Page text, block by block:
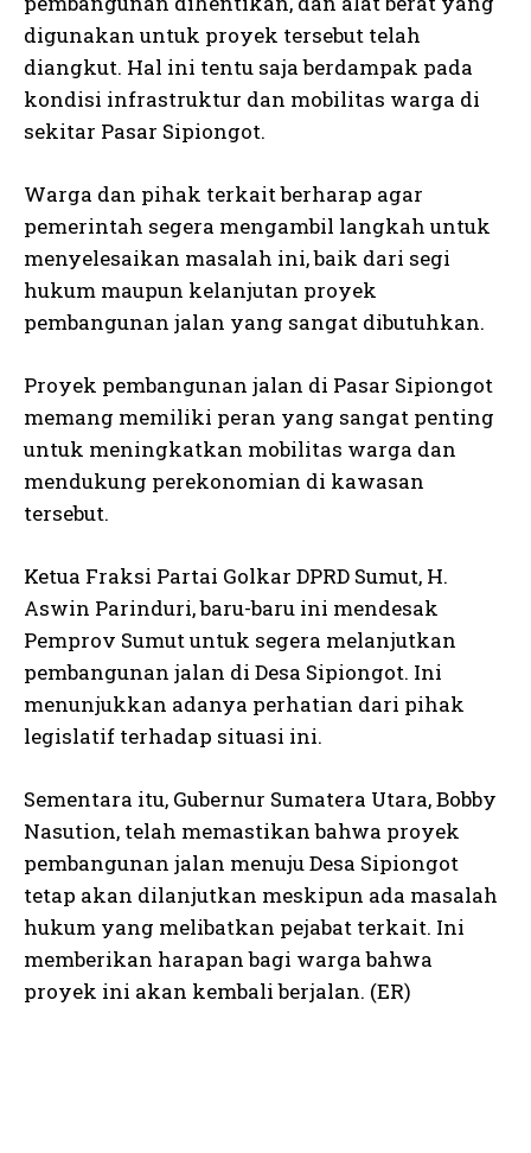
digunakan untuk proyek tersebut telah
diangkut. Hal ini tentu saja berdampak pada
kondisi infrastruktur dan mobilitas warga di
sekitar Pasar Sipiongot.
Warga dan pihak terkait berharap agar
pemerintah segera mengambil langkah untuk
menyelesaikan masalah ini, baik dari segi
hukum maupun kelanjutan proyek
pembangunan jalan yang sangat dibutuhkan.
Proyek pembangunan jalan di Pasar Sipiongot
memang memiliki peran yang sangat penting
untuk meningkatkan mobilitas warga dan
mendukung perekonomian di kawasan
tersebut.
Ketua Fraksi Partai Golkar DPRD Sumut, H.
Aswin Parinduri, baru-baru ini mendesak
Pemprov Sumut untuk segera melanjutkan
pembangunan jalan di Desa Sipiongot. Ini
menunjukkan adanya perhatian dari pihak
legislatif terhadap situasi ini.
Sementara itu, Gubernur Sumatera Utara, Bobby
Nasution, telah memastikan bahwa proyek
pembangunan jalan menuju Desa Sipiongot
tetap akan dilanjutkan meskipun ada masalah
hukum yang melibatkan pejabat terkait. Ini
memberikan harapan bagi warga bahwa
proyek ini akan kembali berjalan. (ER)